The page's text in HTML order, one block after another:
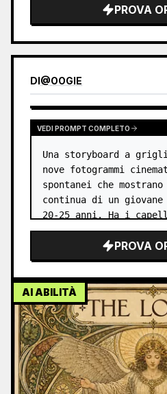
PROVA
DI@OOGIE
VEDI PROMPT COMPLETO
Una storyboard a
nove fotogrammi
spontanei che mostrano
continua di un
20-25 anni. Ha i
spettinati e un viso
espressivo, benPROVA
AI ABILITÀ